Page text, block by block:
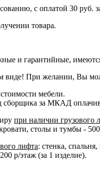
с оплатой 30 руб.
товара.
и гарантийные,
виде! При желании, Вы
мебели.
за МКАД
при наличии грузового
столы и тумбы - 500
лифта: стенка,
р/этаж (за 1 изделие).